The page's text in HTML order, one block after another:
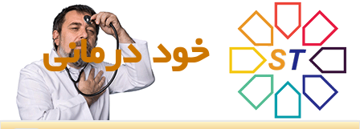
خود درمانی